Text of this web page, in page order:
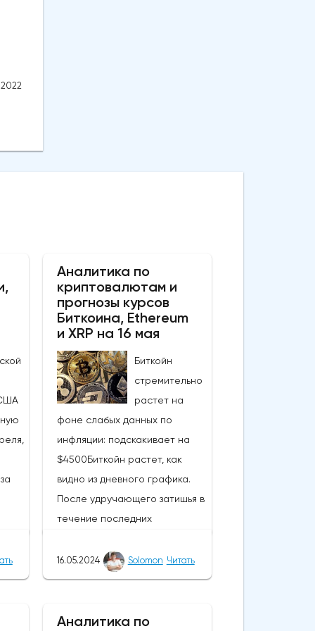
Аналитика по
криптовалютам и
прогнозы курсов
Биткоина, Ethereum
и XRP на 16 мая
Биткойн
стремительно
растет на
фоне слабых данных по
инфляции: подскакивает на
$4500Биткойн растет, как
видно из дневного графика.
После удручающего затишья в
течение последних
события вызвали интерес,
подняли настроения и вернули
монету в мире. В результате
16.05.2024 Solomon Читать
Аналитика по